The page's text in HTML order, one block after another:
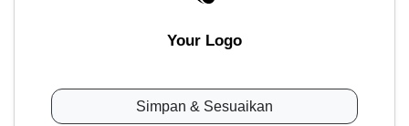
Your Logo
Simpan & Sesuaikan